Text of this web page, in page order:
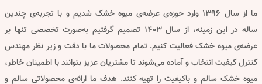
on
product
on
the
ما از سال ۱۳۹۶ وارد حوزه‌ی عرضه‌ی میوه خشک شدیم و با تجربه‌ی چندین
ساله در این زمینه، از سال ۱۴۰۳ تصمیم گرفتیم به‌صورت تخصصی تنها بر
عرضه‌ی میوه خشک فعالیت کنیم. تمام محصولات ما با دقت و زیر نظر مهندس
کنترل کیفیت انتخاب و آماده می‌شوند تا مشتریان عزیز بتوانند با اطمینان خاطر،
میوه خشک سالم و باکیفیت را تهیه کنند. هدف ما ارائه‌ی محصولاتی سالم و